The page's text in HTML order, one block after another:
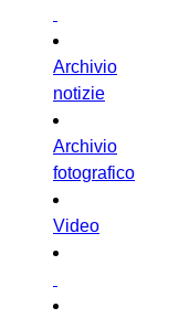
Archivio
notizie
Archivio
fotografico
Video